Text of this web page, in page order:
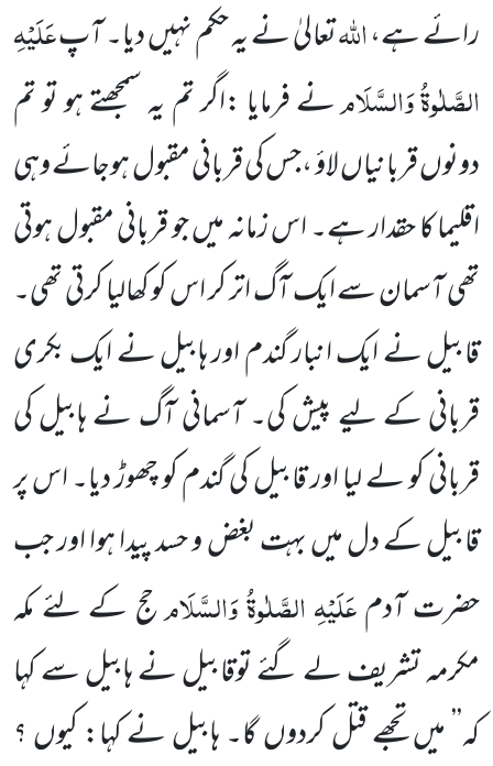
رائے ہے،اللہتعالیٰ نے یہ حکم نہیں دیا۔ آپعَلَیْہِ
الصَّلٰوۃُ وَالسَّلَامنے فرمایا :اگر تم یہ سمجھتے ہو تو تم
دونوں قربانیاں لاؤ ،جس کی قربانی مقبول ہوجائے وہی
اقلیما کا حقدار ہے۔ اس زمانہ میں جو قربانی مقبول ہوتی
تھی آسمان سے ایک آگ اتر کر اس کو کھالیا کرتی تھی۔
قابیل نے ایک انبار گندم اور ہابیل نے ایک بکری
قربانی کے لیے پیش کی۔ آسمانی آگ نے ہابیل کی
قربانی کو لے لیا اور قابیل کی گندم کو چھوڑ دیا۔ اس پر
قابیل کے دل میں بہت بغض و حسد پیدا ہوا اور جب
حضرت آدمعَلَیْہِ الصَّلٰوۃُ وَالسَّلَامحج کے لئے مکہ
مکرمہ تشریف لے گئے توقابیل نے ہابیل سے کہا
کہ’’ میں تجھے قتل کردوں گا۔ ہابیل نے کہا: کیوں ؟